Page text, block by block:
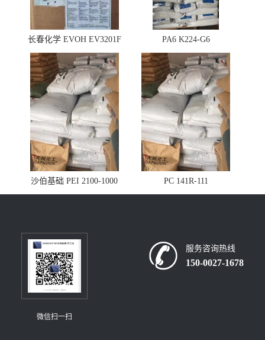
长春化学 EVOH EV3201F PA6 K224-G6
沙伯基础 PEI 2100-1000 PC 141R-111
微信扫一扫
服务咨询热线
150-0027-1678